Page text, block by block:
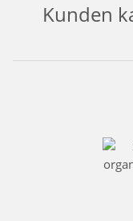
Kunden